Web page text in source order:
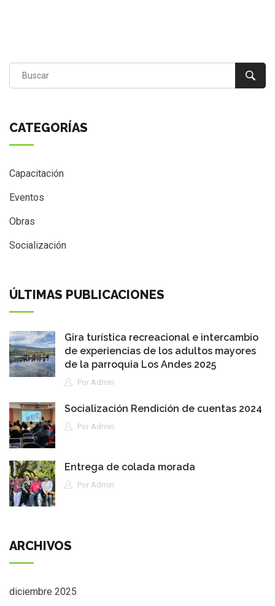
CATEGORÍAS
Capacitación
Eventos
Obras
Socialización
ÚLTIMAS PUBLICACIONES
Gira turística recreacional e intercambio
de experiencias de los adultos mayores
de la parroquia Los Andes 2025
Por Admin
Socialización Rendición de cuentas 2024
Por Admin
Entrega de colada morada
Por Admin
ARCHIVOS
diciembre 2025